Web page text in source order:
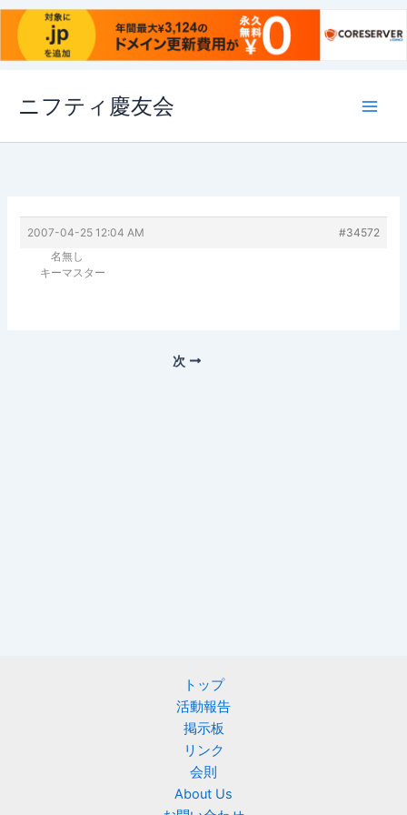
ス
ニフティ慶友会
2007-04-25 12:04 AM
#34572
名無し
キーマスター
次
トップ
活動報告
掲示板
リンク
会則
About Us